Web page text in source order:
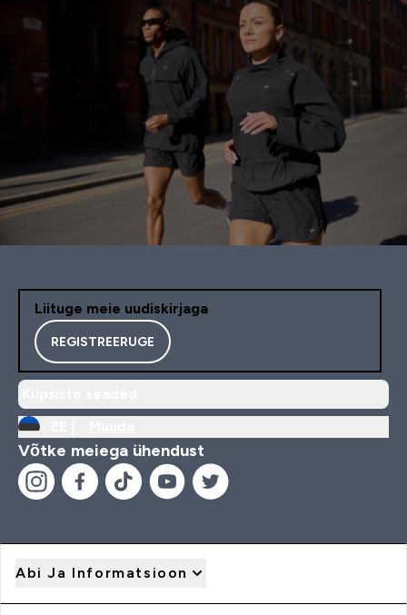
Liituge meie uudiskirjaga
REGISTREERUGE
Võtke meiega ühendust
Abi Ja Informatsioon